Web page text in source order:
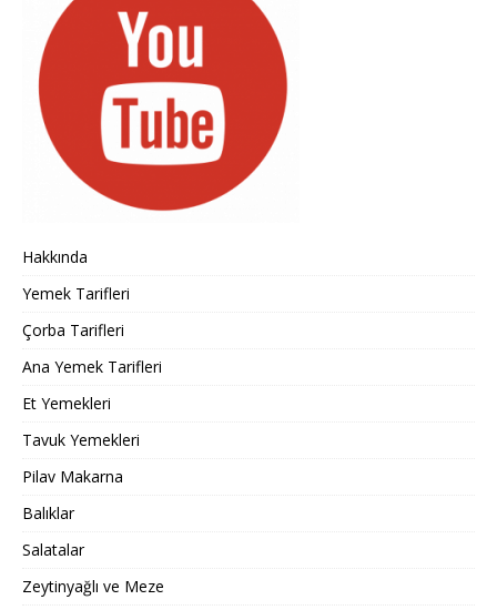
Hakkında
Yemek Tarifleri
Çorba Tarifleri
Ana Yemek Tarifleri
Et Yemekleri
Tavuk Yemekleri
Pilav Makarna
Balıklar
Salatalar
Zeytinyağlı ve Meze